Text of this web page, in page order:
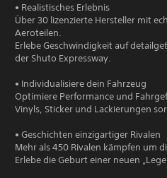
• Realistisches Erlebnis
Über 30 lizenzierte Hersteller mit
Aeroteilen.
Erlebe Geschwindigkeit auf
der Shuto Expressway.
• Individualisiere dein Fahrzeug
Optimiere Performance und
Vinyls, Sticker und Lackierungen
• Geschichten einzigartiger Rivalen
Mehr als 450 Rivalen kämpfen um
Erlebe die Geburt einer neuen